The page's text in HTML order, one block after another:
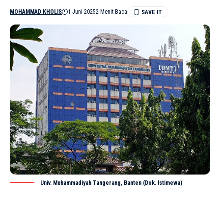
MOHAMMAD KHOLIS 1 Juni 20252 Menit Baca
Univ. Muhammadiyah Tangerang, Banten (Dok. Istimewa)